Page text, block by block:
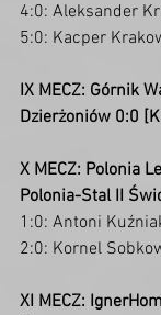
4:0: Aleksander
5:0: Kacper
IX MECZ: Górnik
Dzierżoniów 0:0
X MECZ: Polonia
Polonia-Stal II
1:0: Antoni
2:0: Kornel
XI MECZ: